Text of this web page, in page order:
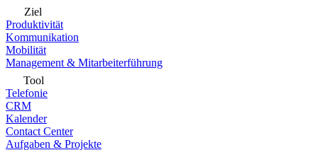
Ziel
Produktivität
Kommunikation
Mobilität
Management & Mitarbeiterführung
Tool
Telefonie
CRM
Kalender
Contact Center
Aufgaben & Projekte